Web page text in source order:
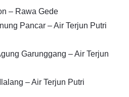
– Rawa Gede
Pancar – Air Terjun Putri
Garunggang – Air Terjun
– Air Terjun Putri